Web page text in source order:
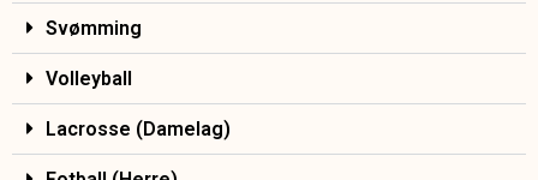
Svømming
Volleyball
Lacrosse (Damelag)